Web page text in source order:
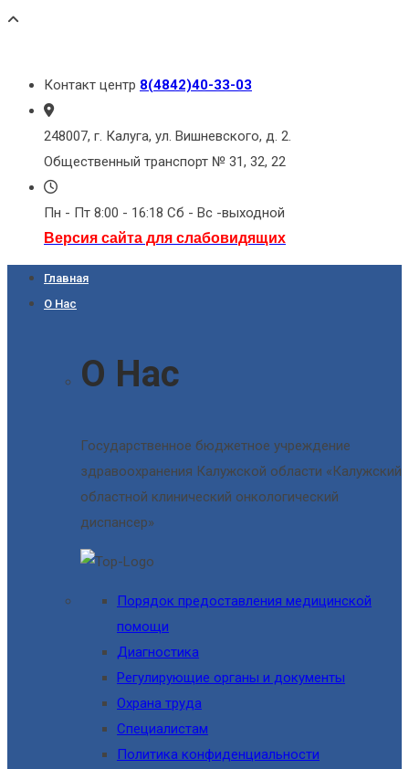
Контакт центр 8(4842)40-33-03
248007, г. Калуга, ул. Вишневского, д. 2.
Общественный транспорт № 31, 32, 22
Пн - Пт 8:00 - 16:18 Сб - Вс -выходной
Версия сайта для слабовидящих
Главная
О Нас
О Нас
Государственное бюджетное учреждение
здравоохранения Калужской области «Калужский
областной клинический онкологический
диспансер»
Порядок предоставления медицинской
помощи
Диагностика
Регулирующие органы и документы
Охрана труда
Специалистам
Политика конфиденциальности